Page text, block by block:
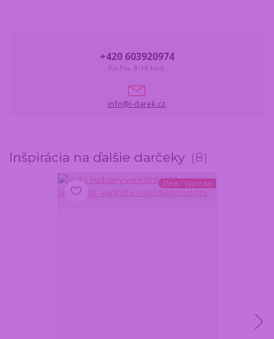
+420 603920974
Po-Pia, 8-16 hod.
info@i-darek.cz
Inšpirácia na ďalšie darčeky 8
Zľava / Výpredaj